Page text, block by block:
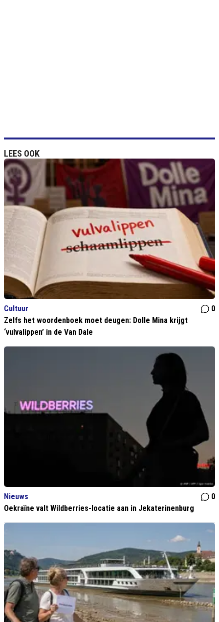
LEES OOK
Cultuur
0
Zelfs het woordenboek moet deugen: Dolle Mina krijgt
‘vulvalippen’ in de Van Dale
Nieuws
0
Oekraïne valt Wildberries-locatie aan in Jekaterinenburg